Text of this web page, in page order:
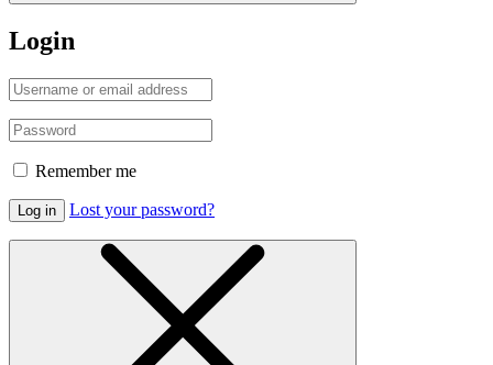
Login
Remember me
Log in Lost your password?